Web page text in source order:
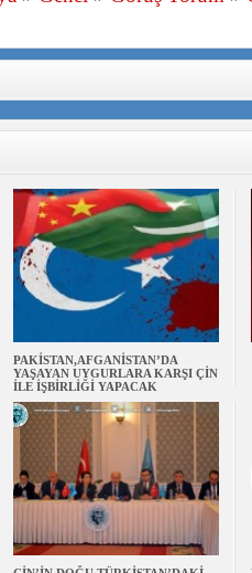
PAKİSTAN,AFGANİSTAN’DA
YAŞAYAN UYGURLARA KARŞI ÇİN
İLE İŞBİRLİĞİ YAPACAK